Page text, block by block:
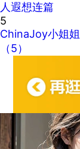
人遐想连篇
5
ChinaJoy小姐
（5）